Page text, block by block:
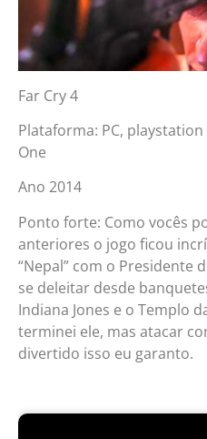
Far Cry 4
Plataforma: PC, playstation
One
Ano 2014
Ponto forte: Como vocês
anteriores o jogo ficou
“Nepal” com o Presidente
se deleitar desde
Indiana Jones e o Templo
terminei ele, mas atacar
divertido isso eu garanto.